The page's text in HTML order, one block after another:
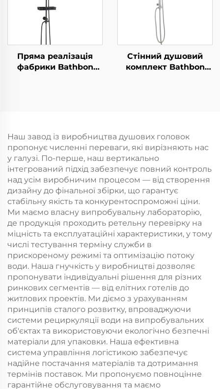
для легкого
прибирання
підставка та душова
гвинтка
Пряма реалізація
фабрики Bathbon
розпилювача
Регульована штанга-
направляюча Оптова
продажа за низькими
цінами
Стінний душовий
комплект Bathbon
Наш завод із виробництва душових головок
пропонує численні переваги, які вирізняють нас
у галузі. По-перше, наш вертикально
інтегрований підхід забезпечує повний контроль
над усім виробничим процесом — від створення
дизайну до фінальної збірки, що гарантує
стабільну якість та конкурентоспроможні ціни.
Ми маємо власну випробувальну лабораторію,
де продукція проходить ретельну перевірку на
міцність та експлуатаційні характеристики, у тому
числі тестування терміну служби в
прискореному режимі та оптимізацію потоку
води. Наша гнучкість у виробництві дозволяє
пропонувати індивідуальні рішення для різних
ринкових сегментів — від елітних готелів до
житлових проектів. Ми діємо з урахуванням
принципів сталого розвитку, впроваджуючи
системи рециркуляції води на випробувальних
об'єктах та використовуючи екологічно безпечні
матеріали для упаковки. Наша ефективна
система управління логістикою забезпечує
надійне постачання матеріалів та дотримання
термінів поставок. Ми пропонуємо повноцінне
гарантійне обслуговування та маємо